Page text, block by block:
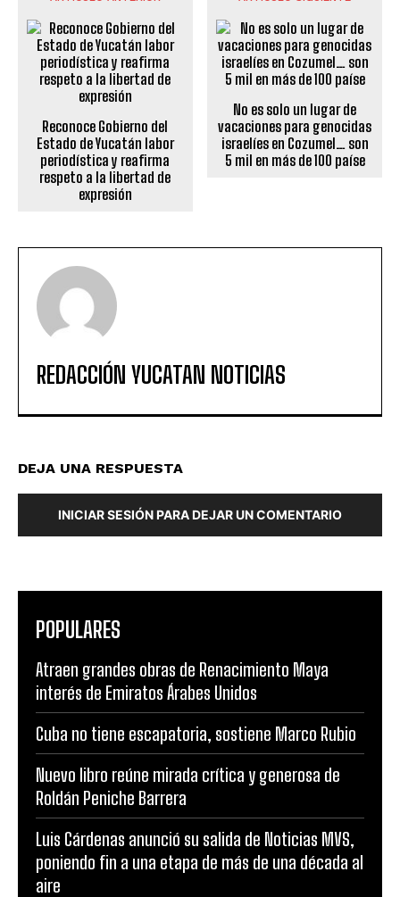
Reconoce Gobierno del
Estado de Yucatán labor
periodística y reafirma
respeto a la libertad de
expresión
No es solo un lugar de
vacaciones para genocidas
israelíes en Cozumel… son
5 mil en más de 100 paíse
REDACCIÓN YUCATAN NOTICIAS
DEJA UNA RESPUESTA
INICIAR SESIÓN PARA DEJAR UN COMENTARIO
POPULARES
Atraen grandes obras de Renacimiento Maya
interés de Emiratos Árabes Unidos
Cuba no tiene escapatoria, sostiene Marco Rubio
Nuevo libro reúne mirada crítica y generosa de
Roldán Peniche Barrera
Luis Cárdenas anunció su salida de Noticias MVS,
poniendo fin a una etapa de más de una década al
aire